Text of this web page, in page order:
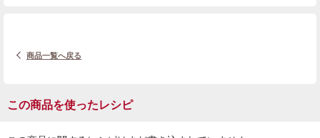
商品一覧へ戻る
この商品を使ったレシピ